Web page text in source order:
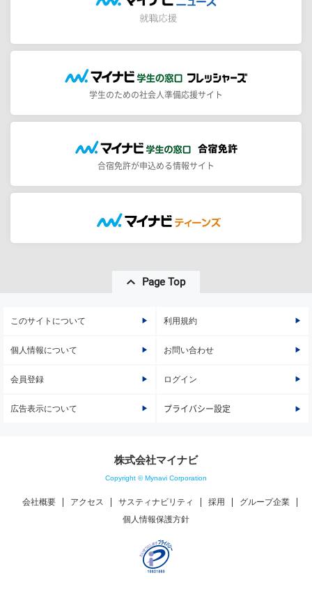
学生のための社会人準備応援サイト
合宿免許が申込める情報サイト
Page Top
このサイトについて 利用規約
個人情報について お問い合わせ
会員登録 ログイン
広告表示について プライバシー設定
株式会社マイナビ
Copyright © Mynavi Corporation
会社概要 アクセス サスティナビリティ 採用
グループ企業
個人情報保護方針